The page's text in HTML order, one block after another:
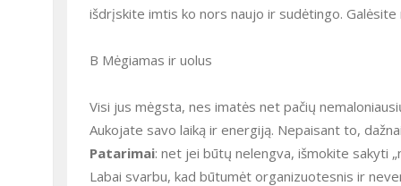
išdrįskite imtis ko nors naujo ir sudėtingo.
B Mėgiamas ir uolus
Visi jus mėgsta, nes imatės net pačių
Aukojate savo laiką ir energiją. Nepaisant to,
Patarimai: net jei būtų nelengva, išmokite sakyti
Labai svarbu, kad būtumėt organizuotesnis ir